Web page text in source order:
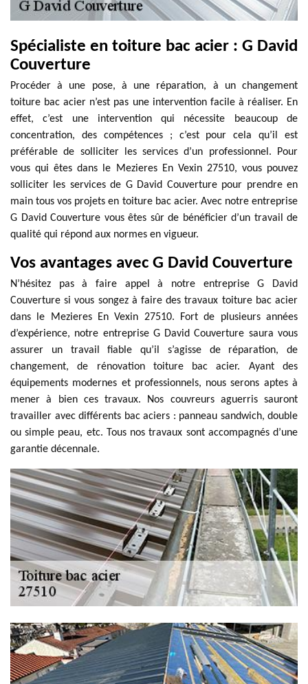
Spécialiste en toiture bac acier : G David
Couverture
Procéder à une pose, à une réparation, à un changement
toiture bac acier n’est pas une intervention facile à réaliser. En
effet, c’est une intervention qui nécessite beaucoup de
concentration, des compétences ; c’est pour cela qu’il est
préférable de solliciter les services d’un professionnel. Pour
vous qui êtes dans le Mezieres En Vexin 27510, vous pouvez
solliciter les services de G David Couverture pour prendre en
main tous vos projets en toiture bac acier. Avec notre entreprise
G David Couverture vous êtes sûr de bénéficier d’un travail de
qualité qui répond aux normes en vigueur.
Vos avantages avec G David Couverture
N’hésitez pas à faire appel à notre entreprise G David
Couverture si vous songez à faire des travaux toiture bac acier
dans le Mezieres En Vexin 27510. Fort de plusieurs années
d’expérience, notre entreprise G David Couverture saura vous
assurer un travail fiable qu’il s’agisse de réparation, de
changement, de rénovation toiture bac acier. Ayant des
équipements modernes et professionnels, nous serons aptes à
mener à bien ces travaux. Nos couvreurs aguerris sauront
travailler avec différents bac aciers : panneau sandwich, double
ou simple peau, etc. Tous nos travaux sont accompagnés d’une
garantie décennale.